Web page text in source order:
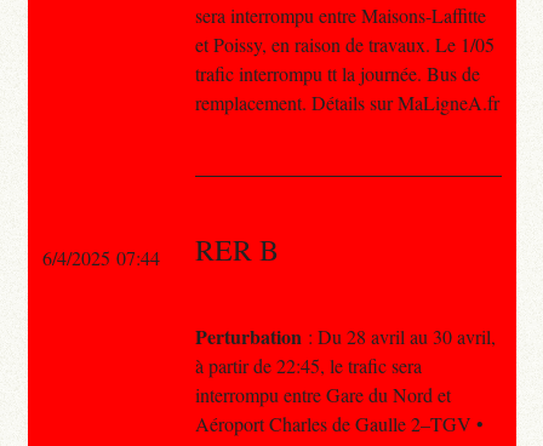
sera interrompu entre Maisons-Laffitte
et Poissy, en raison de travaux. Le 1/05
trafic interrompu tt la journée. Bus de
remplacement. Détails sur MaLigneA.fr
RER B
Perturbation : Du 28 avril au 30 avril,
à partir de 22:45, le trafic sera
interrompu entre Gare du Nord et
Aéroport Charles de Gaulle 2–TGV •
6/4/2025 07:44